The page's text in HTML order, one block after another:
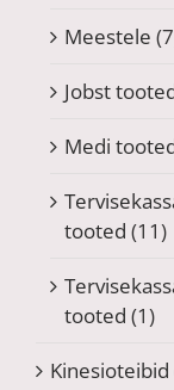
Meestele
Jobst
Medi
tooted (11)
tooted (1)
Kinesioteibid